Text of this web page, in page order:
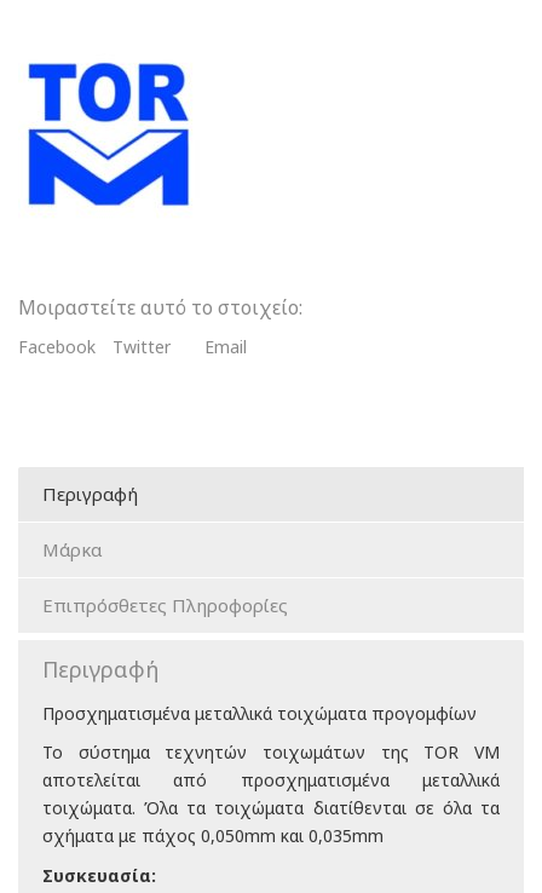
Contoured
Matrices
Premolars
Kit
Προσχηματισμένα
Μεταλλικά
Τοιχώματα
τμχ
ποσότητα
Μοιραστείτε αυτό το στοιχείο:
Facebook Twitter Email
Περιγραφή
Μάρκα
Επιπρόσθετες Πληροφορίες
Περιγραφή
Προσχηματισμένα μεταλλικά τοιχώματα προγομφίων
Το σύστημα τεχνητών τοιχωμάτων της TOR VM
αποτελείται από προσχηματισμένα μεταλλικά
τοιχώματα. Όλα τα τοιχώματα διατίθενται σε όλα τα
σχήματα με πάχος 0,050mm και 0,035mm
Συσκευασία: